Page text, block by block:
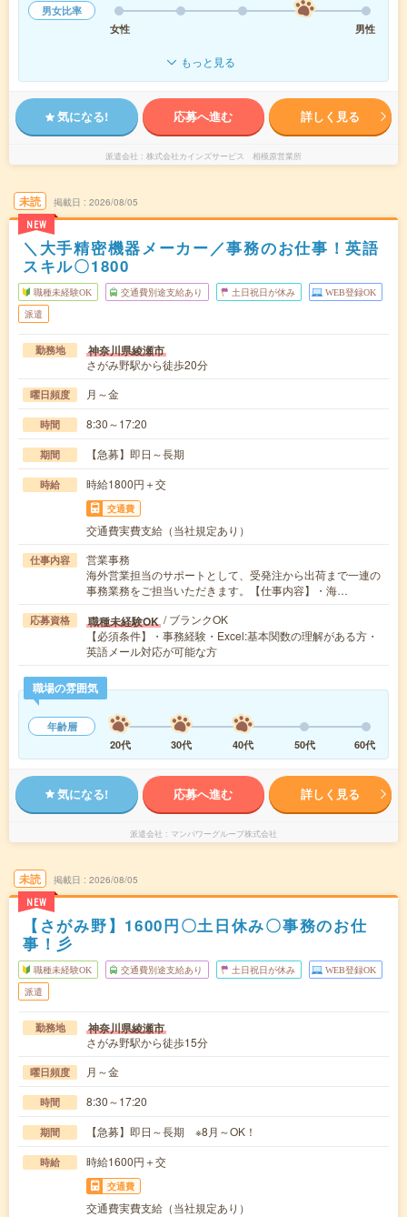
男女比率
女性
男性
もっと見る
気になる! 応募へ進む 詳しく見る
派遣会社 株式会社カインズサービス 相模原営業所
未読
NEW
掲載日 2026/08/05
＼大手精密機器メーカー／事務のお仕事！英語
スキル〇1800
職種未経験OK 交通費別途支給あり 土日祝日が休み WEB登録OK
派遣
勤務地 神奈川県綾瀬市
さがみ野駅から徒歩20分
曜日頻度 月～金
時間 8:30～17:20
期間 【急募】即日～長期
時給 時給1800円＋交
交通費
交通費実費支給（当社規定あり）
仕事内容
営業事務
海外営業担当のサポートとして、受発注から出荷まで一連の
事務業務をご担当いただきます。【仕事内容】・海…
応募資格 職種未経験OK / ブランクOK
【必須条件】・事務経験・Excel:基本関数の理解がある方・
英語メール対応が可能な方
職場の雰囲気
年齢層
20代
30代 40代 50代 60代
気になる! 応募へ進む 詳しく見る
派遣会社 マンパワーグループ株式会社
未読
NEW
掲載日 2026/08/05
【さがみ野】1600円〇土日休み〇事務のお仕
事！彡
職種未経験OK 交通費別途支給あり 土日祝日が休み WEB登録OK
派遣
勤務地 神奈川県綾瀬市
さがみ野駅から徒歩15分
曜日頻度 月～金
時間 8:30～17:20
期間 【急募】即日～長期 ※8月～OK！
時給 時給1600円＋交
交通費
交通費実費支給（当社規定あり）